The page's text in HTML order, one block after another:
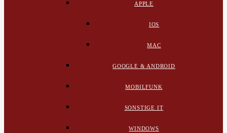
APPLE
IOS
MAC
GOOGLE & ANDROID
MOBILFUNK
SONSTIGE IT
WINDOWS